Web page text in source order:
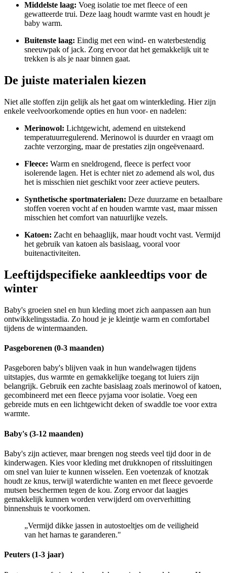
Middelste laag: Voeg isolatie toe met fleece of een
gewatteerde trui. Deze laag houdt warmte vast en houdt je
baby warm.
Buitenste laag: Eindig met een wind- en waterbestendig
sneeuwpak of jack. Zorg ervoor dat het gemakkelijk uit te
trekken is als je naar binnen gaat.
De juiste materialen kiezen
Niet alle stoffen zijn gelijk als het gaat om winterkleding. Hier zijn
enkele veelvoorkomende opties en hun voor- en nadelen:
Merinowol: Lichtgewicht, ademend en uitstekend
temperatuurregulerend. Merinowol is duurder en vraagt om
zachte verzorging, maar de prestaties zijn ongeëvenaard.
Fleece: Warm en sneldrogend, fleece is perfect voor
isolerende lagen. Het is echter niet zo ademend als wol, dus
het is misschien niet geschikt voor zeer actieve peuters.
Synthetische sportmaterialen: Deze duurzame en betaalbare
stoffen voeren vocht af en houden warmte vast, maar missen
misschien het comfort van natuurlijke vezels.
Katoen: Zacht en behaaglijk, maar houdt vocht vast. Vermijd
het gebruik van katoen als basislaag, vooral voor
buitenactiviteiten.
Leeftijdspecifieke aankleedtips voor de
winter
Baby's groeien snel en hun kleding moet zich aanpassen aan hun
ontwikkelingsstadia. Zo houd je je kleintje warm en comfortabel
tijdens de wintermaanden.
Pasgeborenen (0-3 maanden)
Pasgeboren baby's blijven vaak in hun wandelwagen tijdens
uitstapjes, dus warmte en gemakkelijke toegang tot luiers zijn
belangrijk. Gebruik een zachte basislaag zoals merinowol of katoen,
gecombineerd met een fleece pyjama voor isolatie. Voeg een
gebreide muts en een lichtgewicht deken of swaddle toe voor extra
warmte.
Baby's (3-12 maanden)
Baby's zijn actiever, maar brengen nog steeds veel tijd door in de
kinderwagen. Kies voor kleding met drukknopen of ritssluitingen
om snel van luier te kunnen wisselen. Een voetenzak of knotzak
houdt ze knus, terwijl waterdichte wanten en met fleece gevoerde
mutsen beschermen tegen de kou. Zorg ervoor dat laagjes
gemakkelijk kunnen worden verwijderd om oververhitting
binnenshuis te voorkomen.
„Vermijd dikke jassen in autostoeltjes om de veiligheid
van het harnas te garanderen."
Peuters (1-3 jaar)